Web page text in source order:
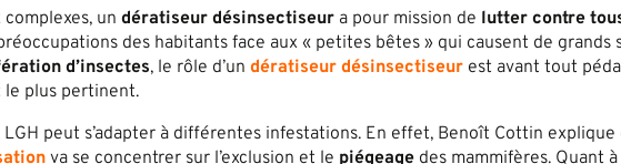
un dératiseur désinsectiseur a pour mission de lutter contre
des habitants face aux « petites bêtes » qui causent de grands
d’insectes, le rôle d’un dératiseur désinsectiseur est avant tout
le plus pertinent.
LGH peut s’adapter à différentes infestations. En effet, Benoît Cottin
va se concentrer sur l’exclusion et le piégeage des mammifères. Quant